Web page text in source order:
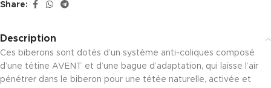
Share:
Description
Ces biberons sont dotés d’un système anti-coliques composé
d’une tétine AVENT et d’une bague d’adaptation, qui laisse l’air
pénétrer dans le biberon pour une tétée naturelle, activée et